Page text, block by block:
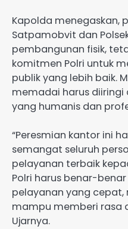
Kapolda menegaskan,
Satpamobvit dan
pembangunan fisik,
komitmen Polri untuk
publik yang lebih baik.
memadai harus
yang humanis dan
“Peresmian kantor ini
semangat seluruh
pelayanan terbaik
Polri harus benar-
pelayanan yang cepat,
mampu memberi rasa
Ujarnya.